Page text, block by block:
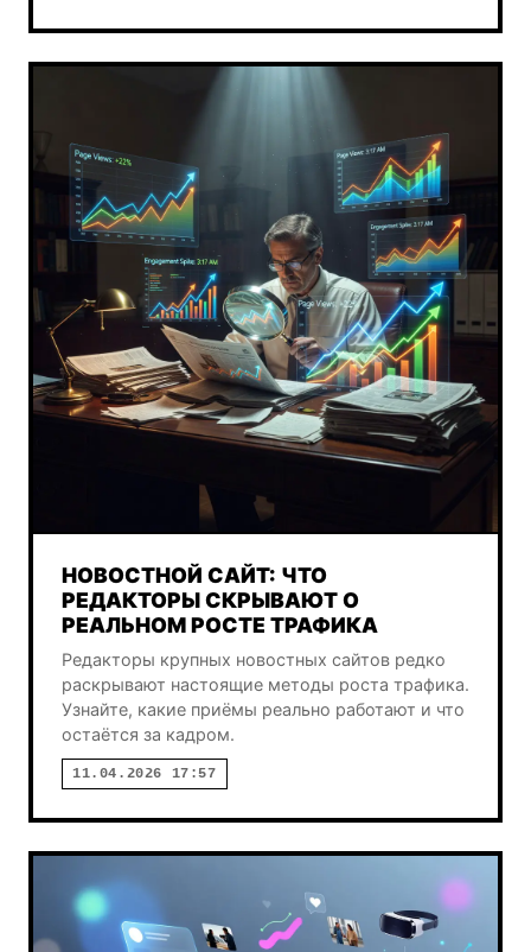
НОВОСТНОЙ САЙТ: ЧТО
РЕДАКТОРЫ СКРЫВАЮТ О
РЕАЛЬНОМ РОСТЕ ТРАФИКА
Редакторы крупных новостных сайтов редко
раскрывают настоящие методы роста трафика.
Узнайте, какие приёмы реально работают и что
остаётся за кадром.
11.04.2026 17:57